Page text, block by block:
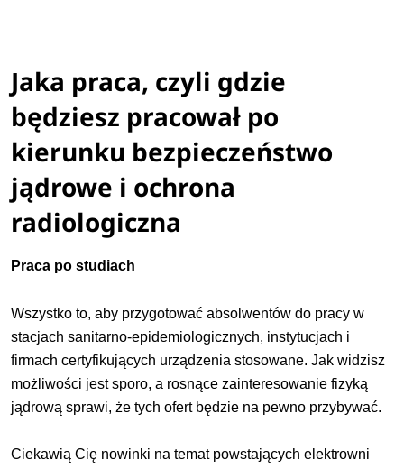
Jaka praca, czyli gdzie
będziesz pracował po
kierunku bezpieczeństwo
jądrowe i ochrona
radiologiczna
Praca po studiach
Wszystko to, aby przygotować absolwentów do pracy w
stacjach sanitarno-epidemiologicznych, instytucjach i
firmach certyfikujących urządzenia stosowane. Jak widzisz
możliwości jest sporo, a rosnące zainteresowanie fizyką
jądrową sprawi, że tych ofert będzie na pewno przybywać.
Ciekawią Cię nowinki na temat powstających elektrowni